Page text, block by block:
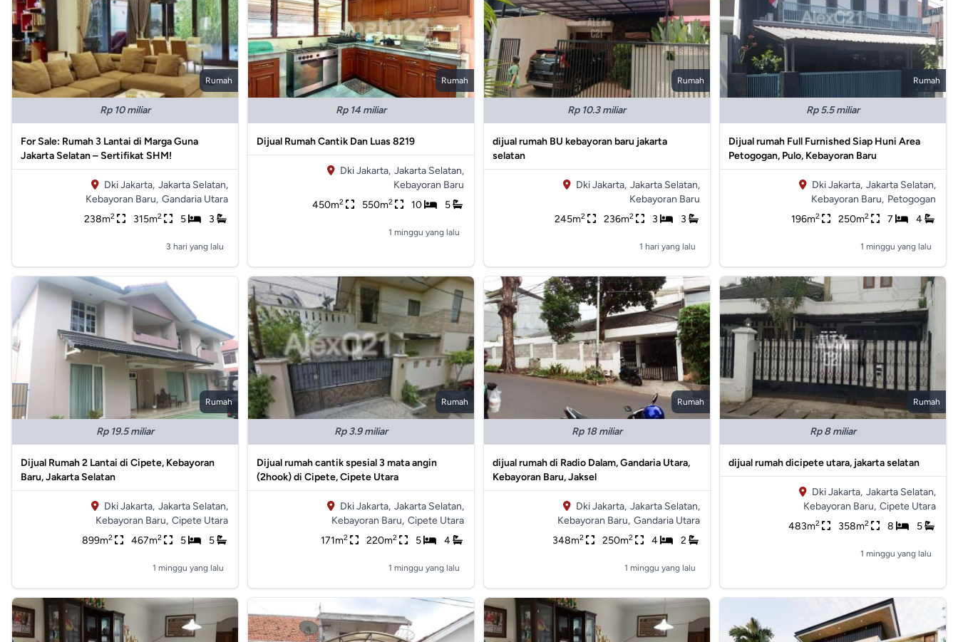
Rumah
Rp 10 miliar
For Sale: Rumah 3 Lantai di Marga Guna
Jakarta Selatan – Sertifikat SHM!
Dki Jakarta, Jakarta Selatan,
Kebayoran Baru, Gandaria Utara
238m2 315m2 5 3
3 hari yang lalu
Rumah
Rp 14 miliar
Dijual Rumah Cantik Dan Luas 8219
Dki Jakarta, Jakarta Selatan,
Kebayoran Baru
450m2 550m2 10 5
1 minggu yang lalu
Rumah
Rp 10.3 miliar
dijual rumah BU kebayoran baru jakarta
selatan
Dki Jakarta, Jakarta Selatan,
Kebayoran Baru
245m2 236m2 3 3
1 hari yang lalu
Rumah
Rp 5.5 miliar
Dijual rumah Full Furnished Siap Huni Area
Petogogan, Pulo, Kebayoran Baru
Dki Jakarta, Jakarta Selatan,
Kebayoran Baru, Petogogan
196m2 250m2 7 4
1 minggu yang lalu
Rumah
Rp 19.5 miliar
Dijual Rumah 2 Lantai di Cipete, Kebayoran
Baru, Jakarta Selatan
Dki Jakarta, Jakarta Selatan,
Kebayoran Baru, Cipete Utara
899m2 467m2 5 5
1 minggu yang lalu
Rumah
Rp 3.9 miliar
Dijual rumah cantik spesial 3 mata angin
(2hook) di Cipete, Cipete Utara
Dki Jakarta, Jakarta Selatan,
Kebayoran Baru, Cipete Utara
171m2 220m2 5 4
1 minggu yang lalu
Rumah
Rp 18 miliar
dijual rumah di Radio Dalam, Gandaria Utara,
Kebayoran Baru, Jaksel
Dki Jakarta, Jakarta Selatan,
Kebayoran Baru, Gandaria Utara
348m2 250m2 4 2
1 minggu yang lalu
Rumah
Rp 8 miliar
dijual rumah dicipete utara, jakarta selatan
Dki Jakarta, Jakarta Selatan,
Kebayoran Baru, Cipete Utara
483m2 358m2 8 5
1 minggu yang lalu